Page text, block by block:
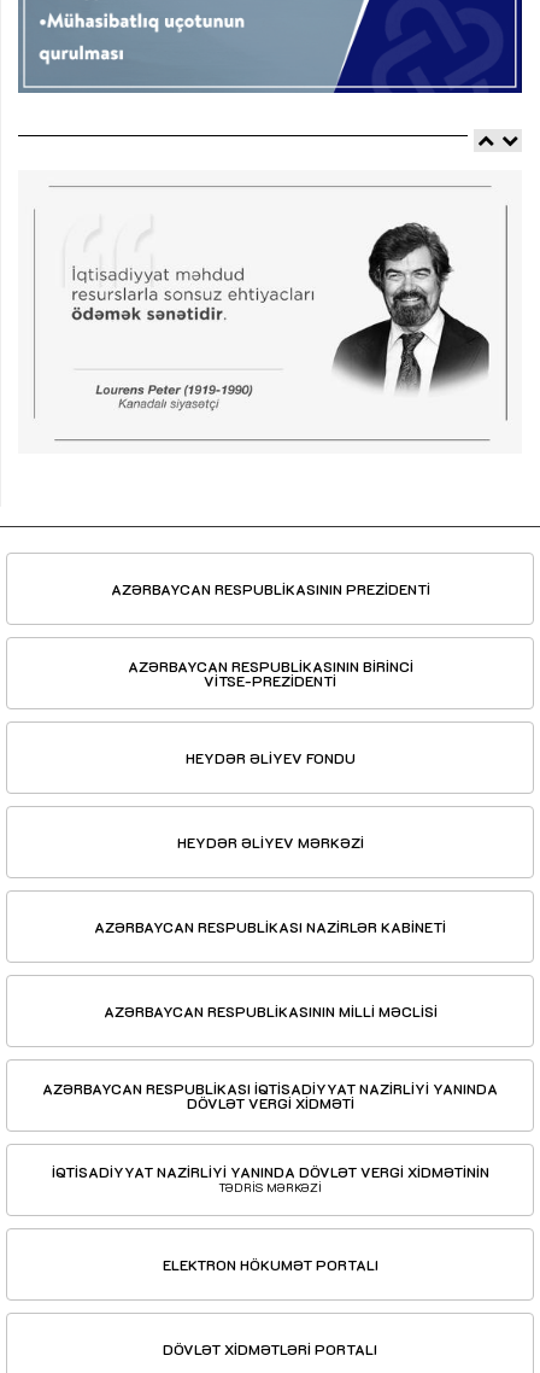
AZƏRBAYCAN RESPUBLİKASININ PREZİDENTİ
AZƏRBAYCAN RESPUBLİKASININ BİRİNCİ
VİTSE-PREZİDENTİ
HEYDƏR ƏLİYEV FONDU
HEYDƏR ƏLİYEV MƏRKƏZİ
AZƏRBAYCAN RESPUBLİKASI NAZİRLƏR KABİNETİ
AZƏRBAYCAN RESPUBLİKASININ MİLLİ MƏCLİSİ
AZƏRBAYCAN RESPUBLİKASI İQTİSADİYYAT NAZİRLİYİ YANINDA
DÖVLƏT VERGİ XİDMƏTİ
İQTİSADİYYAT NAZİRLİYİ YANINDA DÖVLƏT VERGİ XİDMƏTİNİN
TƏDRİS MƏRKƏZİ
ELEKTRON HÖKUMƏT PORTALI
DÖVLƏT XİDMƏTLƏRİ PORTALI